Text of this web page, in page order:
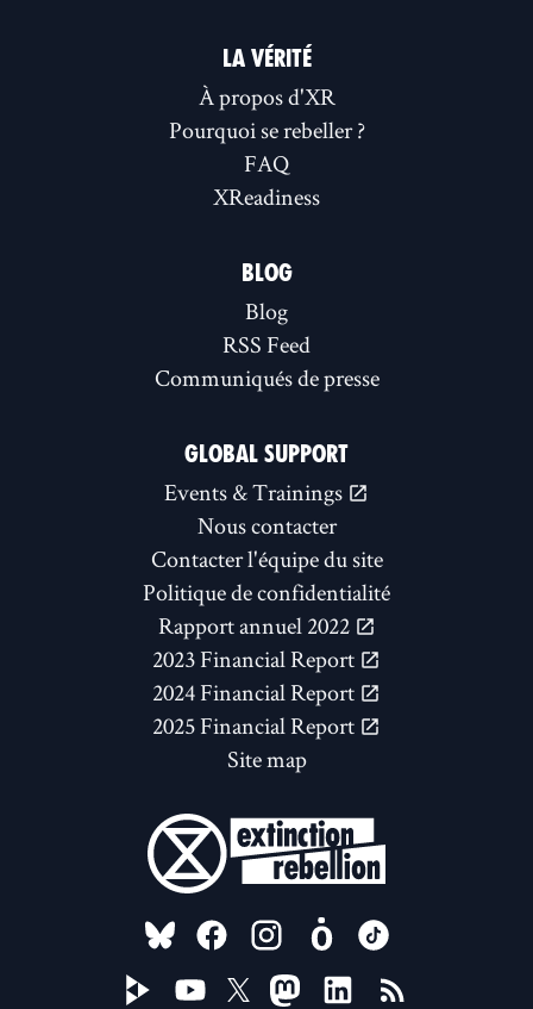
LA VÉRITÉ
À propos d'XR
Pourquoi se rebeller ?
FAQ
XReadiness
BLOG
Blog
RSS Feed
Communiqués de presse
GLOBAL SUPPORT
Events & Trainings
Nous contacter
Contacter l'équipe du site
Politique de confidentialité
Rapport annuel 2022
2023 Financial Report
2024 Financial Report
2025 Financial Report
Site map
FOLLOW US ON